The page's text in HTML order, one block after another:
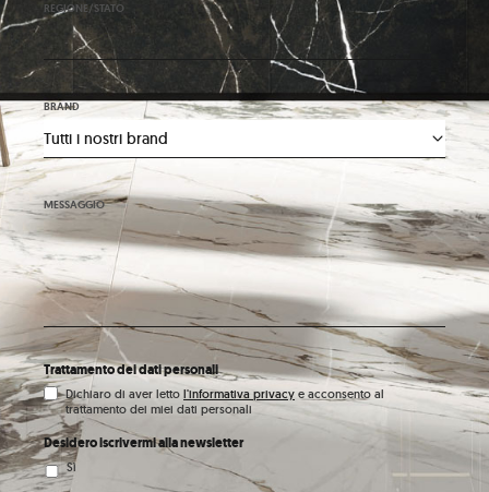
REGIONE/STATO
BRAND
MESSAGGIO
Trattamento dei dati personali
Dichiaro di aver letto l'informativa privacy e acconsento al
trattamento dei miei dati personali
Desidero iscrivermi alla newsletter
Sì